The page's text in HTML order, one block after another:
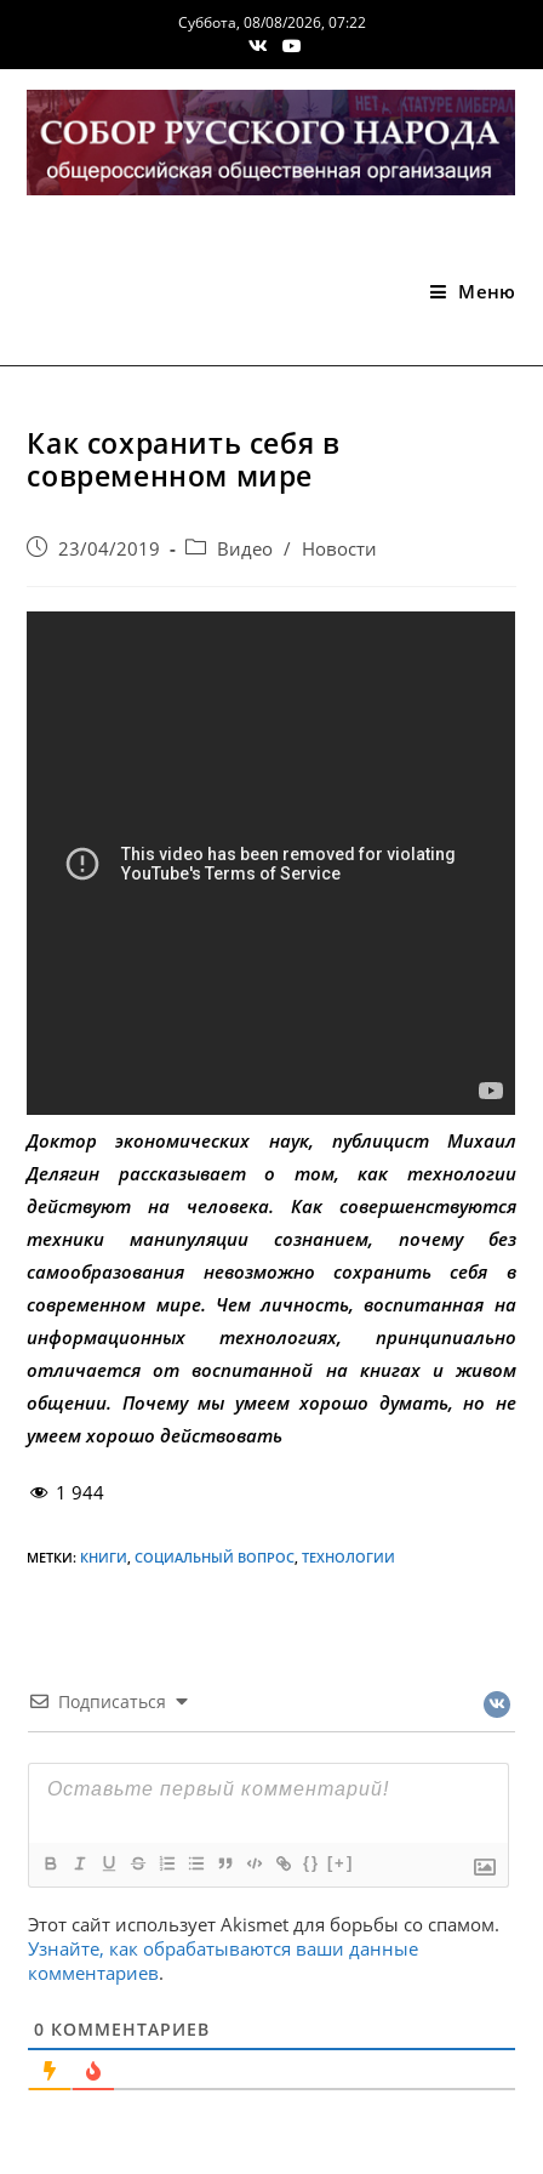
содержимому
Суббота, 08/08/2026, 07:22
Меню
Как сохранить себя в
современном мире
Запись23/04/2019
PostВидео / Новости
Доктор экономических наук, публицист Михаил
Делягин рассказывает о том, как технологии
действуют на человека. Как совершенствуются
техники манипуляции сознанием, почему без
самообразования невозможно сохранить себя в
современном мире. Чем личность, воспитанная на
информационных технологиях, принципиально
отличается от воспитанной на книгах и живом
общении. Почему мы умеем хорошо думать, но не
умеем хорошо действовать
1 944
МЕТКИ: КНИГИ, СОЦИАЛЬНЫЙ ВОПРОС, ТЕХНОЛОГИИ
Подписаться
{} [+]
Этот сайт использует Akismet для борьбы со спамом.
Узнайте, как обрабатываются ваши данные
комментариев.
0 КОММЕНТАРИЕВ